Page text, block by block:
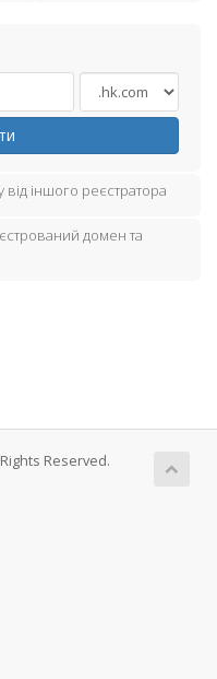
іншого реєстратора
домен та
Reserved.